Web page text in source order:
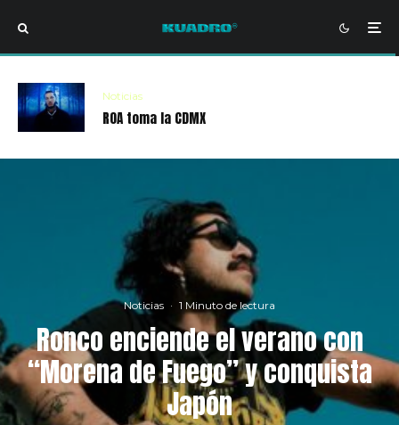
Noticias
ROA toma la CDMX
Noticias · 1 Minuto de lectura
Ronco enciende el verano con
“Morena de Fuego” y conquista
Japón